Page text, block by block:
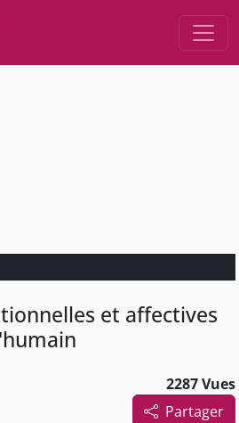
et affectives
2287 Vues
Partager